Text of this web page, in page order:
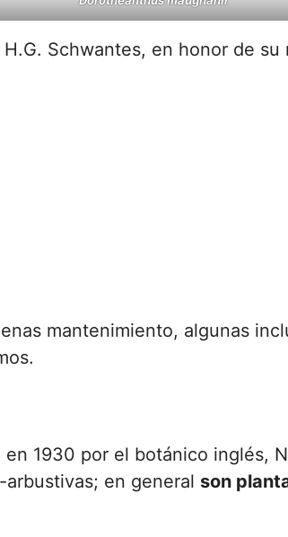
Schwantes, en honor de su
mantenimiento, algunas
1930 por el botánico inglés,
en general son